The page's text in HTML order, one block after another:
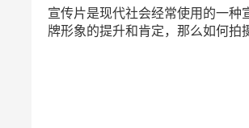
宣传片是现代社会经常使用的一种
牌形象的提升和肯定，那么如何拍